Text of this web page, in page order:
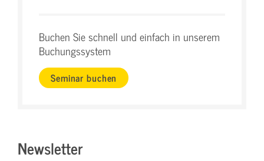
Buchen Sie schnell und einfach in unserem
Buchungssystem
Seminar buchen
Newsletter